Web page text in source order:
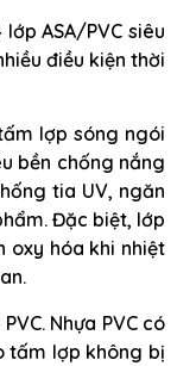
ASA/PVC siêu
điều kiện thời
lợp sóng ngói
bền chống nắng
tia UV, ngăn
Đặc biệt, lớp
oxy hóa khi nhiệt
Nhựa PVC có
tấm lợp không bị